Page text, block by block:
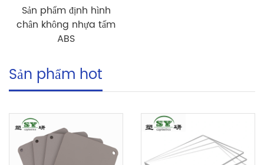
Sản phẩm định hình
chân không nhựa tấm
ABS
Sản phẩm hot